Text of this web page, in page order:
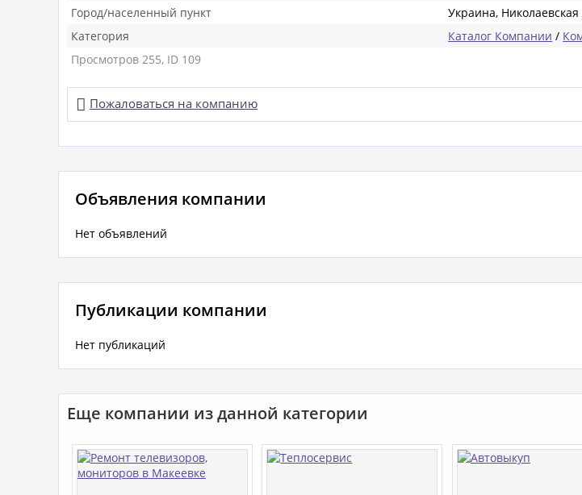
Город/населенный пункт
Украина,
Категория
Каталог Компании /
Просмотров 255, ID 109
 Пожаловаться на компанию
Объявления компании
Нет объявлений
Публикации компании
Нет публикаций
Еще компании из данной категории